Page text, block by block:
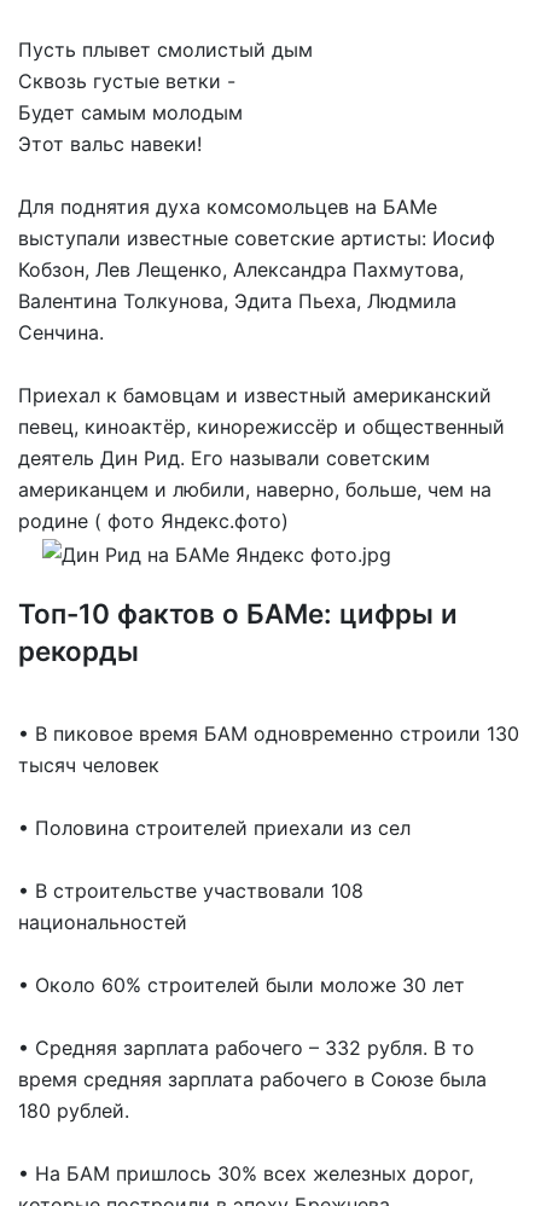
Пусть плывет смолистый дым
Сквозь густые ветки -
Будет самым молодым
Этот вальс навеки!
Для поднятия духа комсомольцев на БАМе
выступали известные советские артисты: Иосиф
Кобзон, Лев Лещенко, Александра Пахмутова,
Валентина Толкунова, Эдита Пьеха, Людмила
Сенчина.
Приехал к бамовцам и известный американский
певец, киноактёр, кинорежиссёр и общественный
деятель Дин Рид. Его называли советским
американцем и любили, наверно, больше, чем на
родине ( фото Яндекс.фото)
Топ-10 фактов о БАМе: цифры и
рекорды
• В пиковое время БАМ одновременно строили 130
тысяч человек
• Половина строителей приехали из сел
• В строительстве участвовали 108
национальностей
• Около 60% строителей были моложе 30 лет
• Средняя зарплата рабочего – 332 рубля. В то
время средняя зарплата рабочего в Союзе была
180 рублей.
• На БАМ пришлось 30% всех железных дорог,